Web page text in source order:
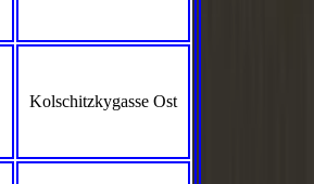
Kolschitzkygasse Ost